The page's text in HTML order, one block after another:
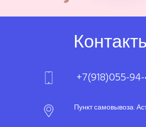
Пункт самовывоза:
+7(918)055-